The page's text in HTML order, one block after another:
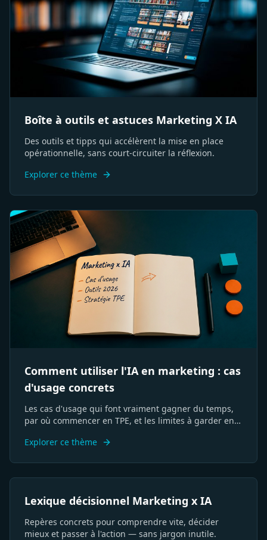
Boîte à outils et astuces Marketing X IA
Des outils et tipps qui accélèrent la mise en place
opérationnelle, sans court-circuiter la réflexion.
Explorer ce thème
Comment utiliser l'IA en marketing : cas
d'usage concrets
Les cas d'usage qui font vraiment gagner du temps,
par où commencer en TPE, et les limites à garder en
Explorer ce thème
CTA
Acquisition
KPI ROI
Visibilité GEO Stratégie IA
Parcours Conversion
Branding Différenciation
Lexique décisionnel Marketing x IA
Repères concrets pour comprendre vite, décider
mieux et passer à l'action — sans jargon inutile.